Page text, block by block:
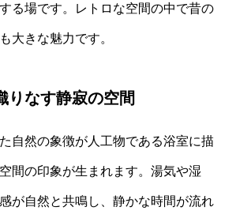
る場です。レトロな空間の中で昔の
大きな魅力です。
りなす静寂の空間
自然の象徴が人工物である浴室に描
間の印象が生まれます。湯気や湿
が自然と共鳴し、静かな時間が流れ